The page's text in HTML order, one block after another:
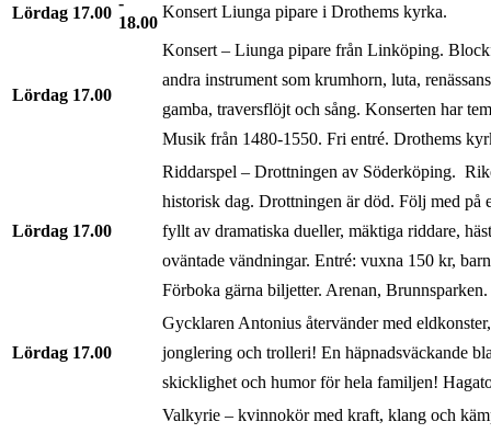
Lördag 17.00
18.00
Konsert Liunga pipare i Drothems kyrka.
Lördag 17.00
Konsert – Liunga pipare från Linköping.
andra instrument som krumhorn, luta,
gamba, traversflöjt och sång. Konserten har
Musik från 1480-1550. Fri entré. Drothems
Lördag 17.00
Riddarspel – Drottningen av Söderköping.
historisk dag. Drottningen är död. Följ med på
fyllt av dramatiska dueller, mäktiga riddare,
oväntade vändningar. Entré: vuxna 150 kr,
Förboka gärna biljetter. Arenan, Brunnsparken.
Lördag 17.00
Gycklaren Antonius återvänder med
jonglering och trolleri! En häpnadsväckande
skicklighet och humor för hela familjen!
Valkyrie – kvinnokör med kraft, klang och